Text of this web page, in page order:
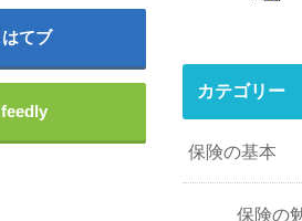
はてブ
feedly
カテゴリー
保険の基本
保険の